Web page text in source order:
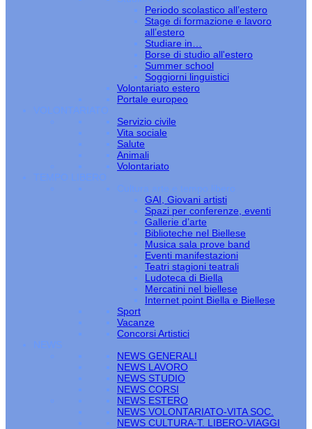
Periodo scolastico all’estero
Stage di formazione e lavoro
all’estero
Studiare in…
Borse di studio all'estero
Summer school
Soggiorni linguistici
Volontariato estero
Portale europeo
VOLONTARIATO
Servizio civile
Vita sociale
Salute
Animali
Volontariato
TEMPO LIBERO
Cultura arte e tempo libero
GAI, Giovani artisti
Spazi per conferenze, eventi
Gallerie d’arte
Biblioteche nel Biellese
Musica sala prove band
Eventi manifestazioni
Teatri stagioni teatrali
Ludoteca di Biella
Mercatini nel biellese
Internet point Biella e Biellese
Sport
Vacanze
Concorsi Artistici
NEWS
NEWS GENERALI
NEWS LAVORO
NEWS STUDIO
NEWS CORSI
NEWS ESTERO
NEWS VOLONTARIATO-VITA SOC.
NEWS CULTURA-T. LIBERO-VIAGGI